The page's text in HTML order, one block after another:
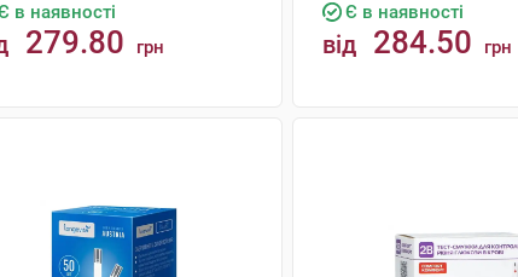
в наявності
279.80 грн
Є в наявності
від 284.50 грн